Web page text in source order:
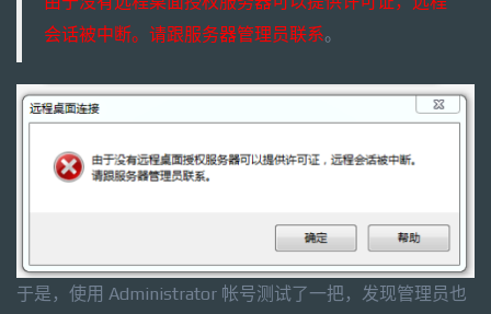
会话被中断。请跟服务器管理员联系。
于是，使用 Administrator 帐号测试了一把，发现管理员也